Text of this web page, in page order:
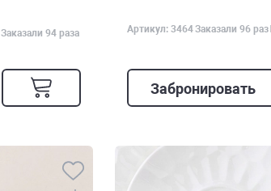
Заказали 94 раза
Артикул: 3464Заказали 96 раз
Забронировать